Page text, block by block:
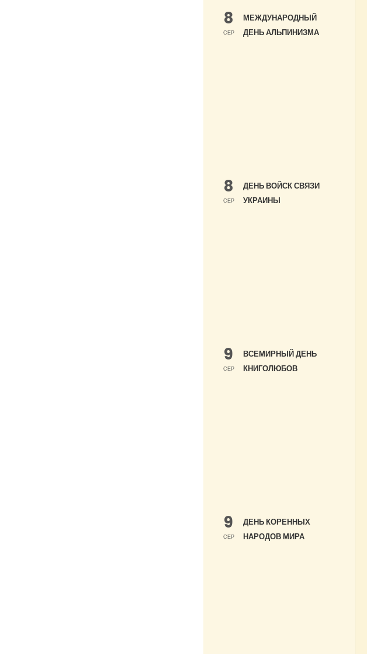
8
СЕР
МЕЖДУНАРОДНЫЙ
ДЕНЬ АЛЬПИНИЗМА
8
СЕР
ДЕНЬ ВОЙСК СВЯЗИ
УКРАИНЫ
9
СЕР
ВСЕМИРНЫЙ ДЕНЬ
КНИГОЛЮБОВ
9
СЕР
ДЕНЬ КОРЕННЫХ
НАРОДОВ МИРА